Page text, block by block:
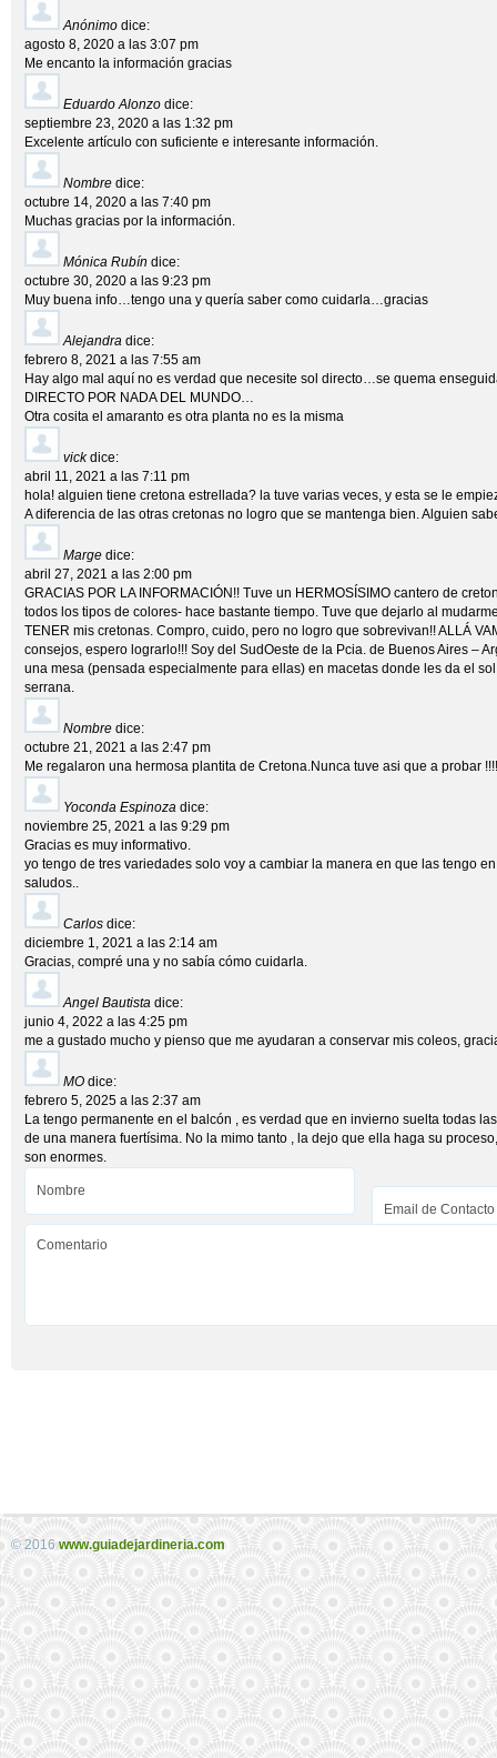
Anónimo dice:
agosto 8, 2020 a las 3:07 pm
Me encanto la información gracias
Eduardo Alonzo dice:
septiembre 23, 2020 a las 1:32 pm
Excelente artículo con suficiente e interesante información.
Nombre dice:
octubre 14, 2020 a las 7:40 pm
Muchas gracias por la información.
Mónica Rubín dice:
octubre 30, 2020 a las 9:23 pm
Muy buena info…tengo una y quería saber como cuidarla…gracias
Alejandra dice:
febrero 8, 2021 a las 7:55 am
Hay algo mal aquí no es verdad que necesite sol directo…se quema
DIRECTO POR NADA DEL MUNDO…
Otra cosita el amaranto es otra planta no es la misma
vick dice:
abril 11, 2021 a las 7:11 pm
hola! alguien tiene cretona estrellada? la tuve varias veces, y esta se le
A diferencia de las otras cretonas no logro que se mantenga bien. Alguien
Marge dice:
abril 27, 2021 a las 2:00 pm
GRACIAS POR LA INFORMACIÓN!! Tuve un HERMOSÍSIMO cantero de
todos los tipos de colores- hace bastante tiempo. Tuve que dejarlo al
TENER mis cretonas. Compro, cuido, pero no logro que sobrevivan!! ALLÁ
consejos, espero lograrlo!!! Soy del SudOeste de la Pcia. de Buenos Aires –
una mesa (pensada especialmente para ellas) en macetas donde les da el
serrana.
Nombre dice:
octubre 21, 2021 a las 2:47 pm
Me regalaron una hermosa plantita de Cretona.Nunca tuve asi que a probar
Yoconda Espinoza dice:
noviembre 25, 2021 a las 9:29 pm
Gracias es muy informativo.
yo tengo de tres variedades solo voy a cambiar la manera en que las tengo
saludos..
Carlos dice:
diciembre 1, 2021 a las 2:14 am
Gracias, compré una y no sabía cómo cuidarla.
Angel Bautista dice:
junio 4, 2022 a las 4:25 pm
me a gustado mucho y pienso que me ayudaran a conservar mis coleos,
MO dice:
febrero 5, 2025 a las 2:37 am
La tengo permanente en el balcón , es verdad que en invierno suelta todas
de una manera fuertísima. No la mimo tanto , la dejo que ella haga su
son enormes.
© 2016www.guiadejardineria.com